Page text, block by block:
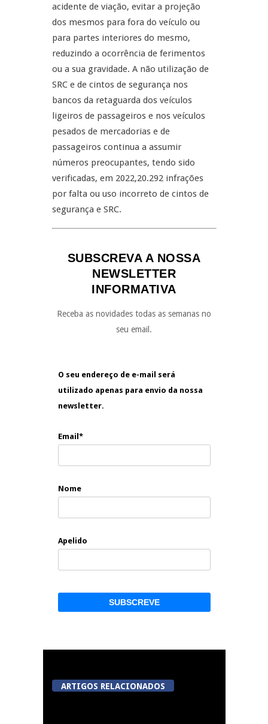
acidente de viação, evitar a projeção
dos mesmos para fora do veículo ou
para partes interiores do mesmo,
reduzindo a ocorrência de ferimentos
ou a sua gravidade. A não utilização de
SRC e de cintos de segurança nos
bancos da retaguarda dos veículos
ligeiros de passageiros e nos veículos
pesados de mercadorias e de
passageiros continua a assumir
números preocupantes, tendo sido
verificadas, em 2022,20.292 infrações
por falta ou uso incorreto de cintos de
segurança e SRC.
SUBSCREVA A NOSSA
NEWSLETTER
INFORMATIVA
Receba as novidades todas as semanas no
seu email.
O seu endereço de e-mail será
utilizado apenas para envio da nossa
newsletter.
Email*
Nome
Apelido
ARTIGOS RELACIONADOS